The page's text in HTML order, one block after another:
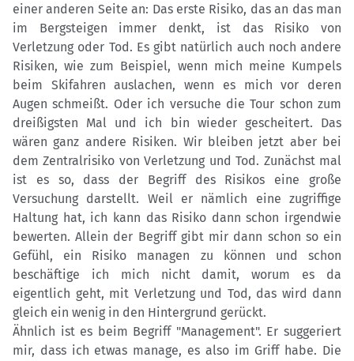
einer anderen Seite an: Das erste Risiko, das an das man
im Bergsteigen immer denkt, ist das Risiko von
Verletzung oder Tod. Es gibt natürlich auch noch andere
Risiken, wie zum Beispiel, wenn mich meine Kumpels
beim Skifahren auslachen, wenn es mich vor deren
Augen schmeißt. Oder ich versuche die Tour schon zum
dreißigsten Mal und ich bin wieder gescheitert. Das
wären ganz andere Risiken. Wir bleiben jetzt aber bei
dem Zentralrisiko von Verletzung und Tod. Zunächst mal
ist es so, dass der Begriff des Risikos eine große
Versuchung darstellt. Weil er nämlich eine zugriffige
Haltung hat, ich kann das Risiko dann schon irgendwie
bewerten. Allein der Begriff gibt mir dann schon so ein
Gefühl, ein Risiko managen zu können und schon
beschäftige ich mich nicht damit, worum es da
eigentlich geht, mit Verletzung und Tod, das wird dann
gleich ein wenig in den Hintergrund gerückt.
Ähnlich ist es beim Begriff "Management". Er suggeriert
mir, dass ich etwas manage, es also im Griff habe. Die